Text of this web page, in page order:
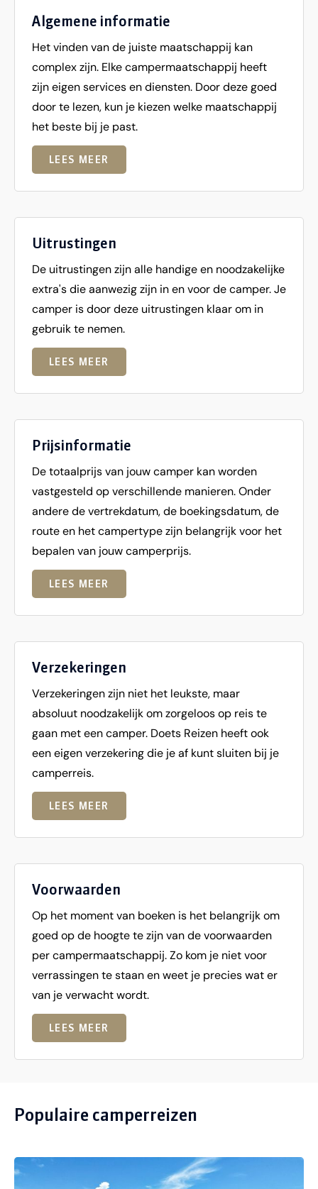
Algemene informatie
Het vinden van de juiste maatschappij kan
complex zijn. Elke campermaatschappij heeft
zijn eigen services en diensten. Door deze goed
door te lezen, kun je kiezen welke maatschappij
het beste bij je past.
LEES MEER
Uitrustingen
De uitrustingen zijn alle handige en noodzakelijke
extra's die aanwezig zijn in en voor de camper. Je
camper is door deze uitrustingen klaar om in
gebruik te nemen.
LEES MEER
Prijsinformatie
De totaalprijs van jouw camper kan worden
vastgesteld op verschillende manieren. Onder
andere de vertrekdatum, de boekingsdatum, de
route en het campertype zijn belangrijk voor het
bepalen van jouw camperprijs.
LEES MEER
Verzekeringen
Verzekeringen zijn niet het leukste, maar
absoluut noodzakelijk om zorgeloos op reis te
gaan met een camper. Doets Reizen heeft ook
een eigen verzekering die je af kunt sluiten bij je
camperreis.
LEES MEER
Voorwaarden
Op het moment van boeken is het belangrijk om
goed op de hoogte te zijn van de voorwaarden
per campermaatschappij. Zo kom je niet voor
verrassingen te staan en weet je precies wat er
van je verwacht wordt.
LEES MEER
Populaire camperreizen